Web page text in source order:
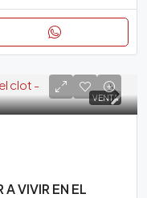
VENTA
VIVIR EN EL